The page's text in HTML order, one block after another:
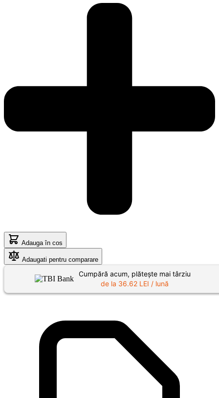
Adauga în cos
Adaugati pentru comparare
Cumpără acum, plătește mai târziu
de la 36.62LEI / lună